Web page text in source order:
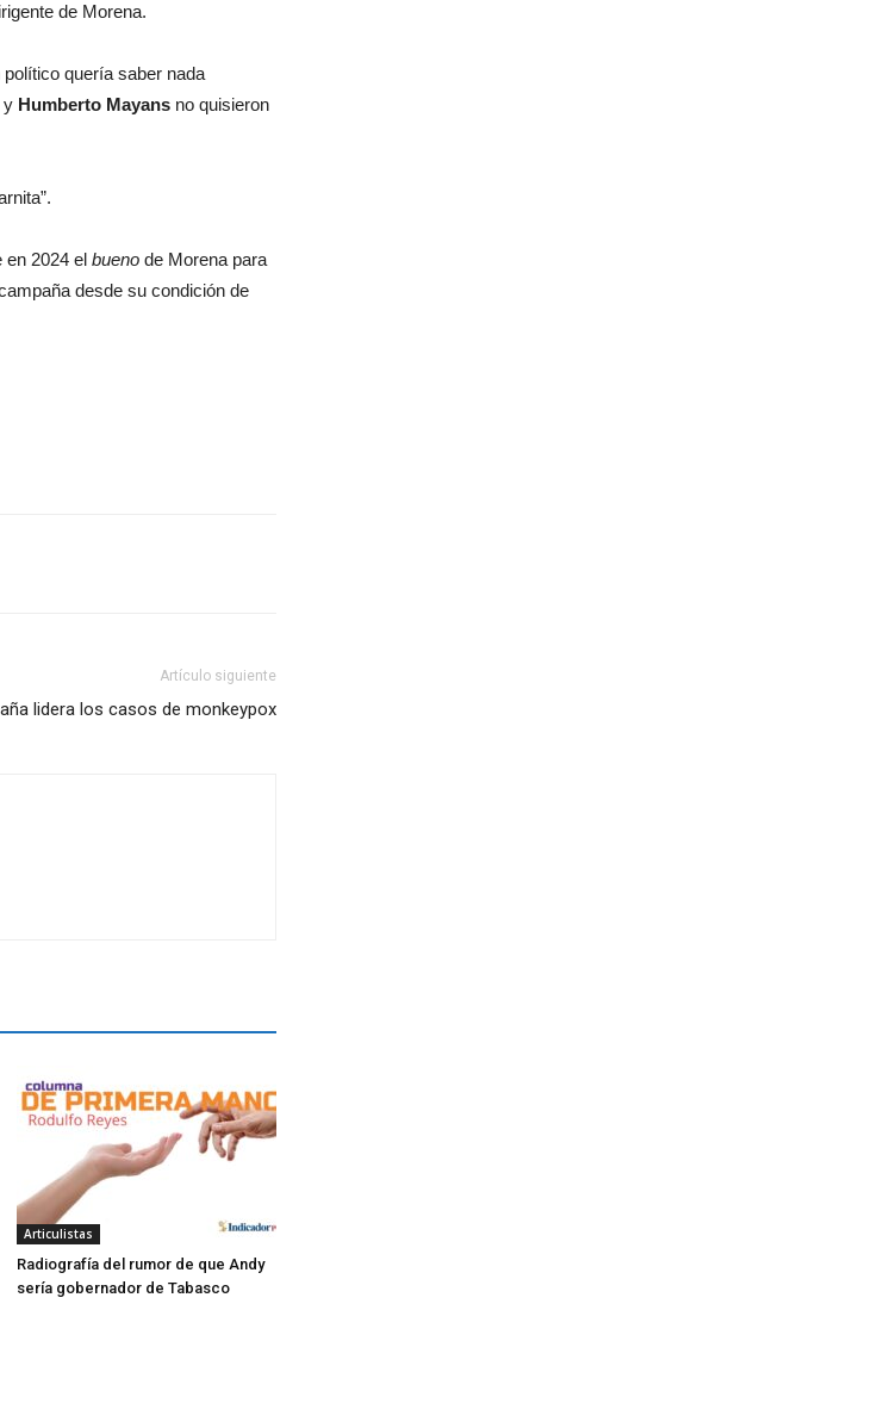
de Morena.
quería saber nada
y Humberto Mayans no quisieron
en 2024 el bueno de Morena para
desde su condición de
Artículo siguiente
lidera los casos de monkeypox
Articulistas
Radiografía del rumor de que Andy
sería gobernador de Tabasco